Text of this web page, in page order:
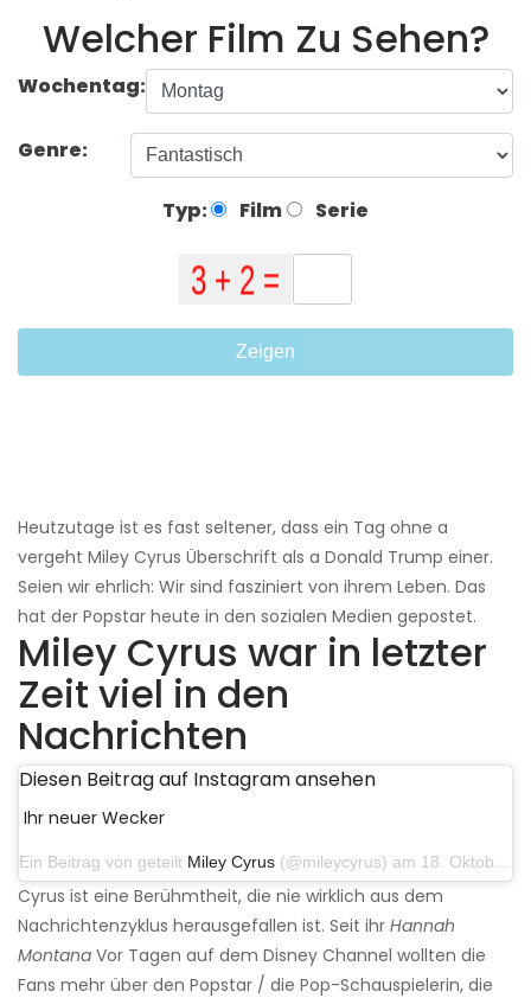
Welcher Film Zu Sehen?
Wochentag:
Genre:
Typ: Film Serie
Zeigen
Heutzutage ist es fast seltener, dass ein Tag ohne a
vergeht Miley Cyrus Überschrift als a Donald Trump einer.
Seien wir ehrlich: Wir sind fasziniert von ihrem Leben. Das
hat der Popstar heute in den sozialen Medien gepostet.
Miley Cyrus war in letzter
Zeit viel in den
Nachrichten
Diesen Beitrag auf Instagram ansehen
Ihr neuer Wecker
Ein Beitrag von geteilt Miley Cyrus (@mileycyrus) am 18. Oktober 2019 um 19:03 Uhr PDT
Cyrus ist eine Berühmtheit, die nie wirklich aus dem
Nachrichtenzyklus herausgefallen ist. Seit ihr Hannah
Montana Vor Tagen auf dem Disney Channel wollten die
Fans mehr über den Popstar / die Pop-Schauspielerin, die